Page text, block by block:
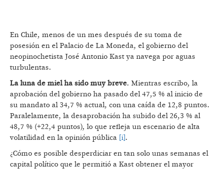
En Chile, menos de un mes después de su toma de
posesión en el Palacio de La Moneda, el gobierno del
neopinochetista José Antonio Kast ya navega por aguas
turbulentas.
La luna de miel ha sido muy breve. Mientras escribo, la
aprobación del gobierno ha pasado del 47,5 % al inicio de
su mandato al 34,7 % actual, con una caída de 12,8 puntos.
Paralelamente, la desaprobación ha subido del 26,3 % al
48,7 % (+22,4 puntos), lo que refleja un escenario de alta
volatilidad en la opinión pública [i].
¿Cómo es posible desperdiciar en tan solo unas semanas el
capital político que le permitió a Kast obtener el mayor